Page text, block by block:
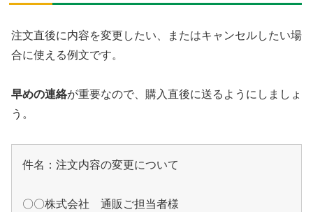
注文直後に内容を変更したい、またはキャンセルしたい場
合に使える例文です。
早めの連絡が重要なので、購入直後に送るようにしましょ
う。
件名：注文内容の変更について
〇〇株式会社　通販ご担当者様